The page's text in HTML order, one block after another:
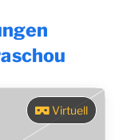
Virtuell